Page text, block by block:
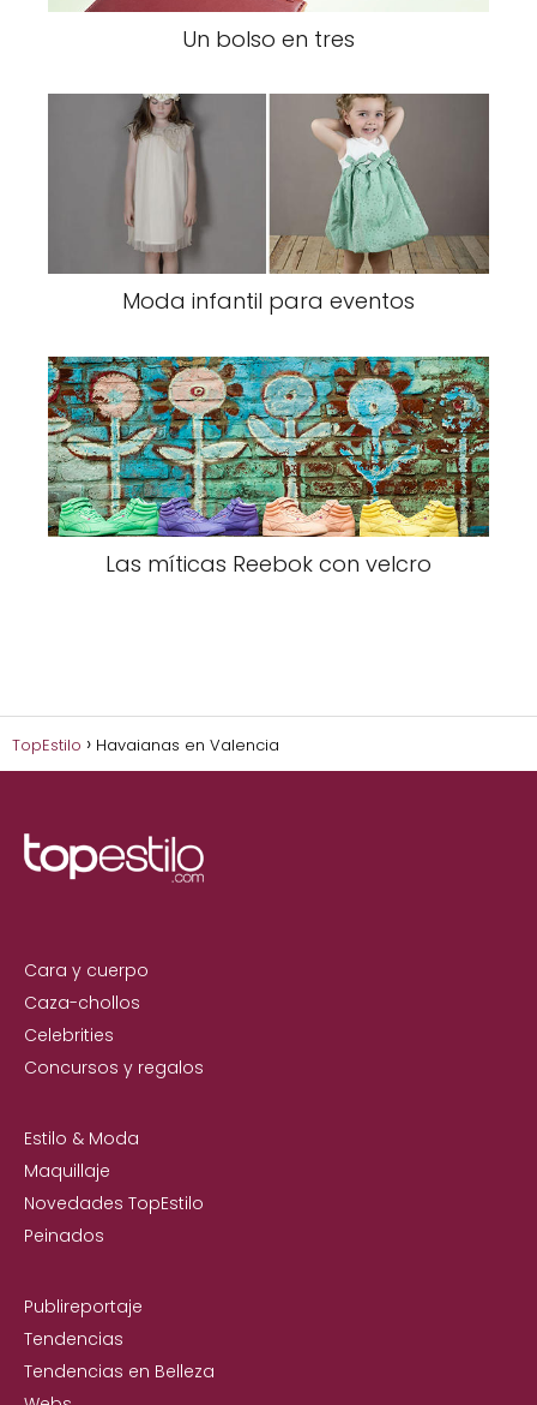
Un bolso en tres
Moda infantil para eventos
Las míticas Reebok con velcro
TopEstilo Havaianas en Valencia
Cara y cuerpo
Caza-chollos
Celebrities
Concursos y regalos
Estilo & Moda
Maquillaje
Novedades TopEstilo
Peinados
Publireportaje
Tendencias
Tendencias en Belleza